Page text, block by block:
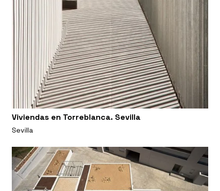
Viviendas en Torreblanca. Sevilla
Sevilla